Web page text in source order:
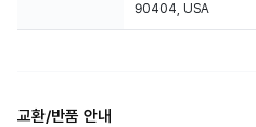
90404, USA
교환/반품 안내